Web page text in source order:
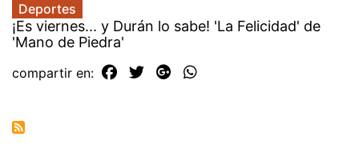
Deportes
¡Es viernes... y Durán lo sabe! 'La Felicidad' de
'Mano de Piedra'
compartir en: